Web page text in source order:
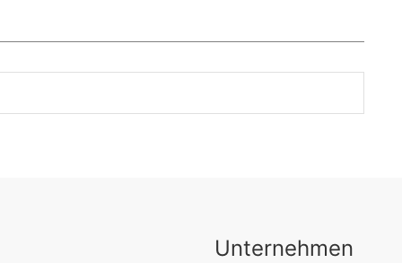
Unternehmen